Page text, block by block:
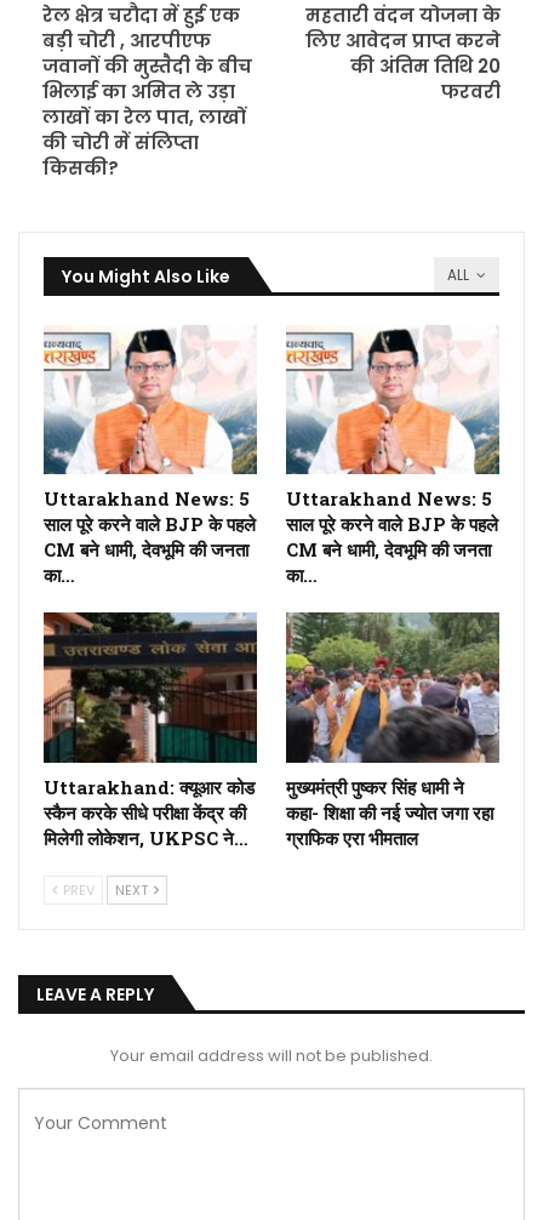
रेल क्षेत्र चरौदा में हुई एक
बड़ी चोरी , आरपीएफ
जवानों की मुस्तैदी के बीच
भिलाई का अमित ले उड़ा
लाखों का रेल पात, लाखों
की चोरी में संलिप्ता
किसकी?
महतारी वंदन योजना के
लिए आवेदन प्राप्त करने
की अंतिम तिथि 20
फरवरी
ALL
You Might Also Like
Uttarakhand News: 5
साल पूरे करने वाले BJP के पहले
CM बने धामी, देवभूमि की जनता
का…
Uttarakhand News: 5
साल पूरे करने वाले BJP के पहले
CM बने धामी, देवभूमि की जनता
का…
Uttarakhand: क्यूआर कोड
स्कैन करके सीधे परीक्षा केंद्र की
मिलेगी लोकेशन, UKPSC ने…
मुख्यमंत्री पुष्कर सिंह धामी ने
कहा- शिक्षा की नई ज्योत जगा रहा
ग्राफिक एरा भीमताल
PREV NEXT
LEAVE A REPLY
Your email address will not be published.